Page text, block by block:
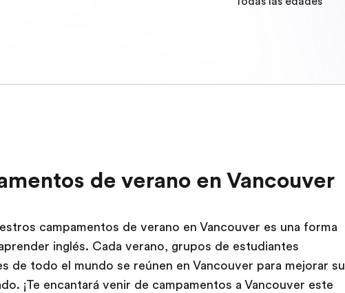
de verano en Vancouver
campamentos de verano en Vancouver es una forma
inglés. Cada verano, grupos de estudiantes
de todo el mundo se reúnen en Vancouver para mejorar su
¡Te encantará venir de campamentos a Vancouver este